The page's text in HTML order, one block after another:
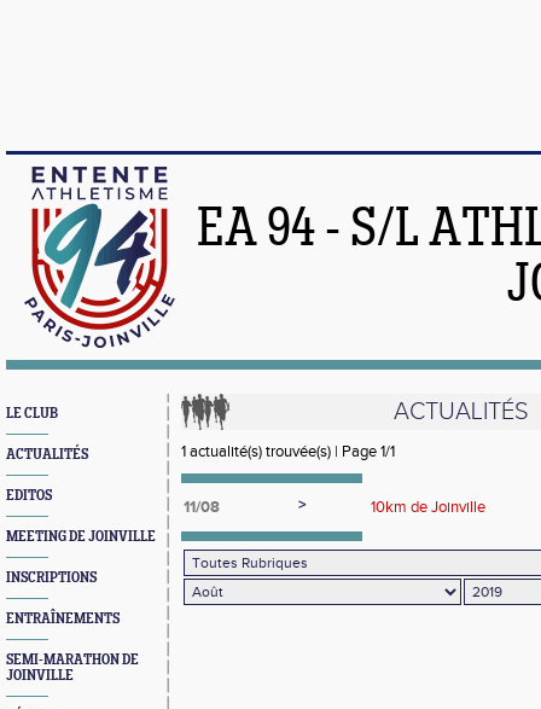
EA 94 - S/L
LE CLUB
ACTUALITÉS
EDITOS
MEETING DE JOINVILLE
INSCRIPTIONS
ENTRAÎNEMENTS
SEMI-MARATHON DE
JOINVILLE
ACTUALITÉS
1 actualité(s) trouvée(s) | Page 1/1
11/08 > 10km de Joinville